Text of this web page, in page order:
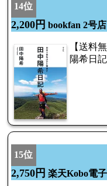
14位
2,200円 bookfan 2号
【送料
陽希日
15位
2,750円 楽天Kobo電